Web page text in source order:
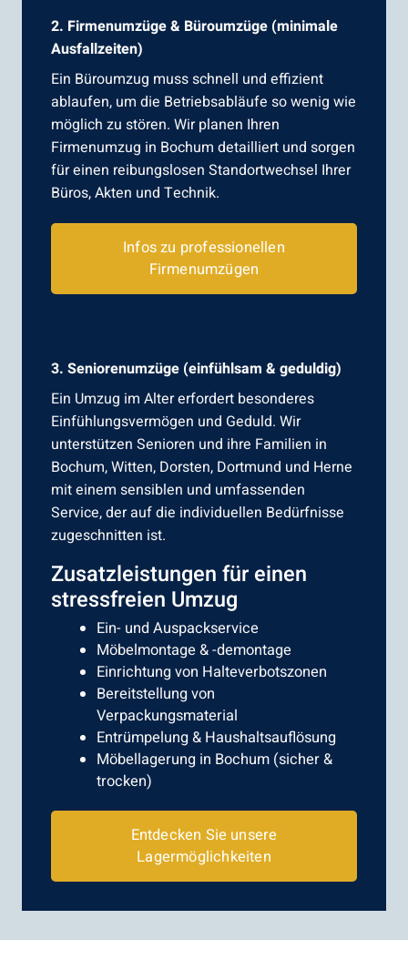
2. Firmenumzüge & Büroumzüge (minimale
Ausfallzeiten)
Ein Büroumzug muss schnell und effizient
ablaufen, um die Betriebsabläufe so wenig wie
möglich zu stören. Wir planen Ihren
Firmenumzug in Bochum detailliert und sorgen
für einen reibungslosen Standortwechsel Ihrer
Büros, Akten und Technik.
Infos zu professionellen
Firmenumzügen
3. Seniorenumzüge (einfühlsam & geduldig)
Ein Umzug im Alter erfordert besonderes
Einfühlungsvermögen und Geduld. Wir
unterstützen Senioren und ihre Familien in
Bochum, Witten, Dorsten, Dortmund und Herne
mit einem sensiblen und umfassenden
Service, der auf die individuellen Bedürfnisse
zugeschnitten ist.
Zusatzleistungen für einen
stressfreien Umzug
Ein- und Auspackservice
Möbelmontage & -demontage
Einrichtung von Halteverbotszonen
Bereitstellung von
Verpackungsmaterial
Entrümpelung & Haushaltsauflösung
Möbellagerung in Bochum (sicher &
trocken)
Entdecken Sie unsere
Lagermöglichkeiten